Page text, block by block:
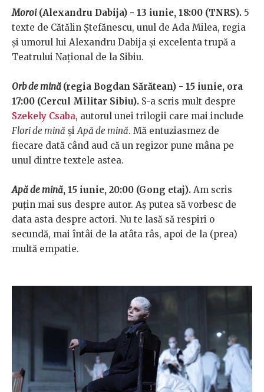
Moroi(Alexandru Dabija) - 13 iunie, 18:00 (TNRS). 5
texte de Cătălin Ștefănescu, unul de Ada Milea, regia
și umorul lui Alexandru Dabija și excelenta trupă a
Teatrului Național de la Sibiu.
Orb de mină (regia Bogdan Sărătean) - 15 iunie, ora
17:00 (Cercul Militar Sibiu). S-a scris mult despre
Szekely Csaba, autorul unei trilogii care mai include
Flori de mină șiApă de mină. Mă entuziasmez de
fiecare dată când aud că un regizor pune mâna pe
unul dintre textele astea.
Apă de mină, 15 iunie, 20:00 (Gong etaj). Am scris
puțin mai sus despre autor. Aș putea să vorbesc de
data asta despre actori. Nu te lasă să respiri o
secundă, mai întâi de la atâta râs, apoi de la (prea)
multă empatie.